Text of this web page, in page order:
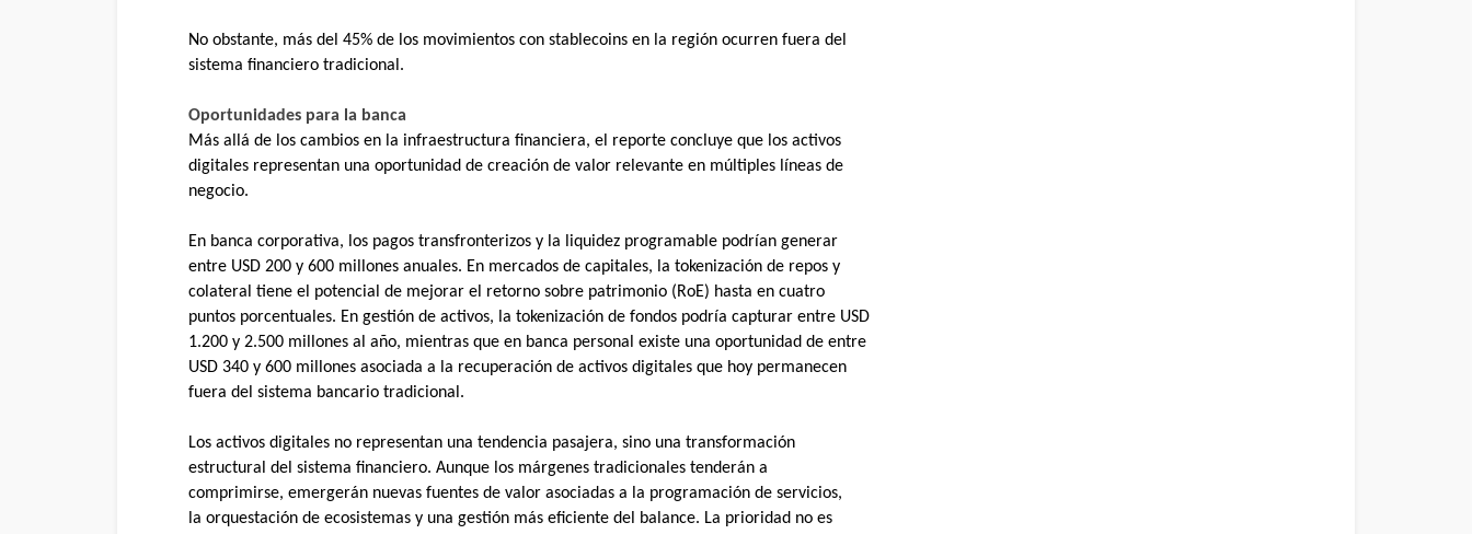
No obstante, más del 45% de los movimientos con stablecoins en la región ocurren fuera del
sistema financiero tradicional.
Oportunidades para la banca
Más allá de los cambios en la infraestructura financiera, el reporte concluye que los activos
digitales representan una oportunidad de creación de valor relevante en múltiples líneas de
negocio.
En banca corporativa, los pagos transfronterizos y la liquidez programable podrían generar
entre USD 200 y 600 millones anuales. En mercados de capitales, la tokenización de repos y
colateral tiene el potencial de mejorar el retorno sobre patrimonio (RoE) hasta en cuatro
puntos porcentuales. En gestión de activos, la tokenización de fondos podría capturar entre USD
1.200 y 2.500 millones al año, mientras que en banca personal existe una oportunidad de entre
USD 340 y 600 millones asociada a la recuperación de activos digitales que hoy permanecen
fuera del sistema bancario tradicional.
Los activos digitales no representan una tendencia pasajera, sino una transformación
estructural del sistema financiero. Aunque los márgenes tradicionales tenderán a
comprimirse, emergerán nuevas fuentes de valor asociadas a la programación de servicios,
la orquestación de ecosistemas y una gestión más eficiente del balance. La prioridad no es